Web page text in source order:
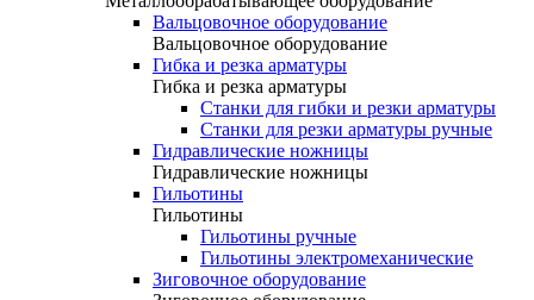
Вальцовочное оборудование
Вальцовочное оборудование
Гибка и резка арматуры
Гибка и резка арматуры
Станки для гибки и резки арматуры
Станки для резки арматуры ручные
Гидравлические ножницы
Гидравлические ножницы
Гильотины
Гильотины
Гильотины ручные
Гильотины электромеханические
Зиговочное оборудование